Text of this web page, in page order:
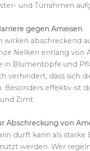
und Türrahmen
gegen Ameisen
wirken abschreckend
Nelken entlang von
in Blumentöpfe und
verhindert, dass sich
Besonders effektiv ist
Zimt.
Abschreckung von
durft kann als starke
werden. Wer